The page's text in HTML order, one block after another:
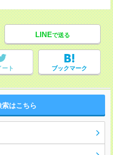
LINEで送る
ート ブックマーク
はこちら